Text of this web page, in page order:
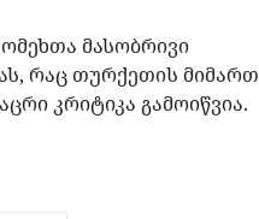
მასობრივი
რაც თურქეთის მიმართ
კრიტიკა გამოიწვია.